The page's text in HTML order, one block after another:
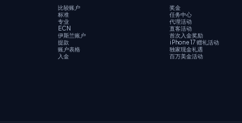
比较账户
标准
专业
ECN
伊斯兰账户
提款
账户表格
入金
奖金
任务中心
代理活动
直客活动
首次入金奖励
iPhone 17 赠礼活动
独家现金礼遇
百万美金活动